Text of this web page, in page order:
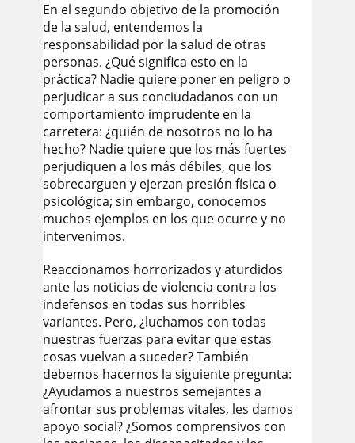
En el segundo objetivo de la promoción
de la salud, entendemos la
responsabilidad por la salud de otras
personas. ¿Qué significa esto en la
práctica? Nadie quiere poner en peligro o
perjudicar a sus conciudadanos con un
comportamiento imprudente en la
carretera: ¿quién de nosotros no lo ha
hecho? Nadie quiere que los más fuertes
perjudiquen a los más débiles, que los
sobrecarguen y ejerzan presión física o
psicológica; sin embargo, conocemos
muchos ejemplos en los que ocurre y no
intervenimos.
Reaccionamos horrorizados y aturdidos
ante las noticias de violencia contra los
indefensos en todas sus horribles
variantes. Pero, ¿luchamos con todas
nuestras fuerzas para evitar que estas
cosas vuelvan a suceder? También
debemos hacernos la siguiente pregunta:
¿Ayudamos a nuestros semejantes a
afrontar sus problemas vitales, les damos
apoyo social? ¿Somos comprensivos con